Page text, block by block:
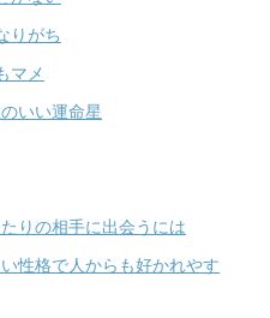
りがち
マメ
いい運命星
りの相手に出会うには
性格で人からも好かれやす